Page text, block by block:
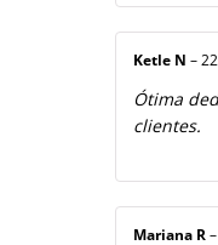
Ketle N –
Ótima
clientes.
Mariana R –